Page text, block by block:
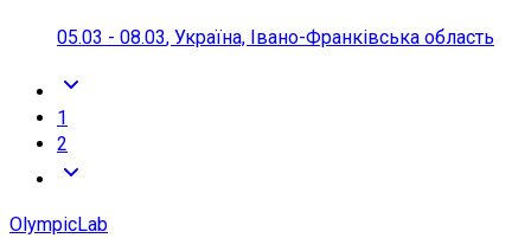
05.03 - 08.03, Україна, Івано-Франківська область
1
2
OlympicLab